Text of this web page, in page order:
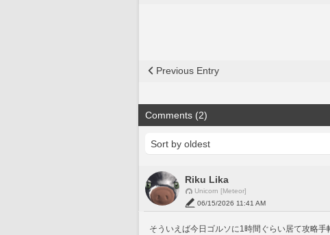
Previous Entry
Comments (2)
Riku Lika
Unicorn [Meteor]
06/15/2026 11:41 AM
そういえば今日ゴルソに1時間ぐらい居て攻略